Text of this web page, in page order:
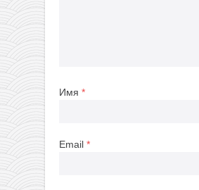
Имя *
Email *